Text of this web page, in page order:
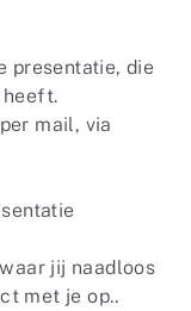
presentatie, die
mail, via
jij naadloos
met je op..